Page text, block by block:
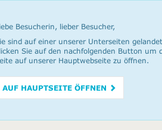
Besucherin, lieber Besucher,
sind auf einer unserer Unterseiten
Sie auf den nachfolgenden Button um
auf unserer Hauptwebseite zu öffnen.
AUF HAUPTSEITE ÖFFNEN